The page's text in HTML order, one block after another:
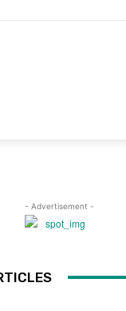
- Advertisement -